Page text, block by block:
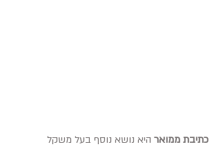
כתיבת ממואר היא נושא נוסף בעל משקל